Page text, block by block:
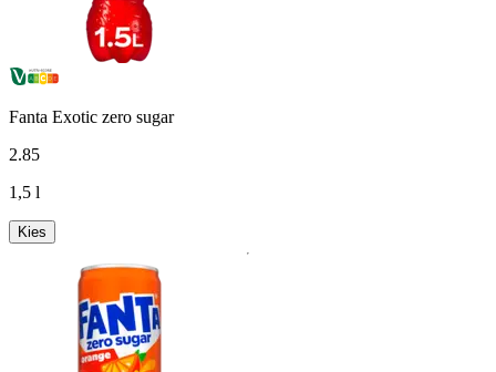
Fanta Exotic zero sugar
2.85
1,5 l
Kies